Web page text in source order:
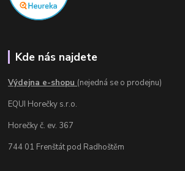
Kde nás najdete
Výdejna e-shopu (nejedná se o prodejnu)
EQUI Horečky s.r.o.
Horečky č. ev. 367
744 01 Frenštát pod Radhoštěm